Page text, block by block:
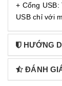
+ Cổng
USB chỉ với
HƯỚNG
ĐÁNH